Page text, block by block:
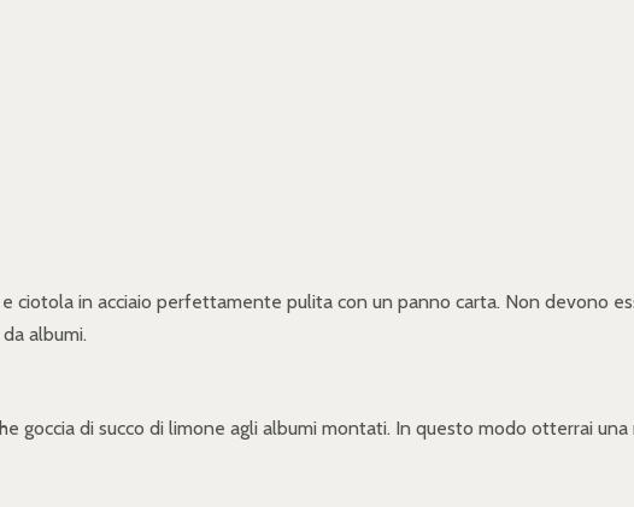
ciotola in acciaio perfettamente pulita con un panno carta. Non devono
albumi.
goccia di succo di limone agli albumi montati. In questo modo otterrai